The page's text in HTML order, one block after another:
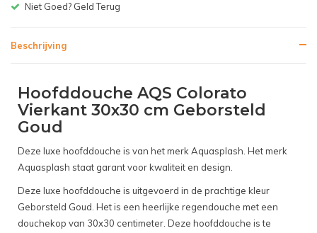
Gratis bezorgen v.a. € 150,-(NL)
Beschrijving
Hoofddouche AQS Colorato
Vierkant 30x30 cm Geborsteld
Goud
Deze luxe hoofddouche is van het merk Aquasplash. Het merk
Aquasplash staat garant voor kwaliteit en design.
Deze luxe hoofddouche is uitgevoerd in de prachtige kleur
Geborsteld Goud. Het is een heerlijke regendouche met een
douchekop van 30x30 centimeter. Deze hoofddouche is te